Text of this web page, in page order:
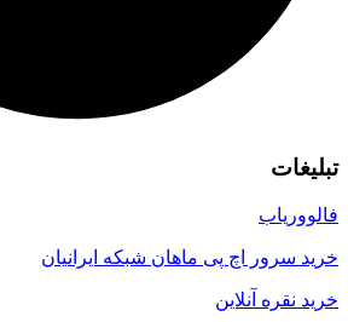
تبلیغات
فالووریاب
خرید سرور اچ پی ماهان شبکه ایرانیان
خرید نقره آنلاین